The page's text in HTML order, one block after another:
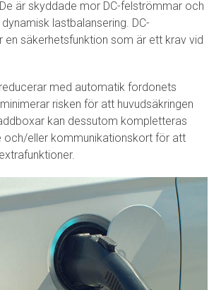
är skyddade mor DC-felströmmar och
lastbalansering. DC-
en säkerhetsfunktion som är ett krav vid
med automatik fordonets
risken för att huvudsäkringen
kan dessutom kompletteras
och/eller kommunikationskort för att